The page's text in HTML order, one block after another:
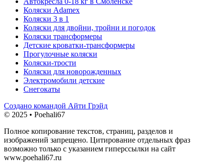
Коляски Adamex
Коляски 3 в 1
Коляски для двойни, тройни и погодок
Коляски трансформеры
Детские кроватки-трансформеры
Прогулочные коляски
Коляски-трости
Коляски для новорожденных
Электромобили детские
Снегокаты
Создано командой Айти Грэйд
© 2025 • Poehali67
Полное копирование текстов, страниц, разделов и
изображений запрещено. Цитирование отдельных фраз
возможно только с указанием гиперссылки на сайт
www.poehali67.ru